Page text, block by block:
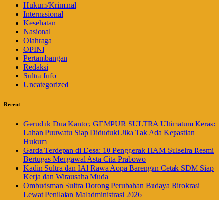
Hukum/Kriminal
Internasional
Kesehatan
Nasional
Olahraga
OPINI
Pertambangan
Redaksi
Sultra Info
Uncategorized
Recent
Geruduk Dua Kantor, GEMPUR SULTRA Ultimatum Keras:
Lahan Puuwatu Siap Diduduki Jika Tak Ada Kepastian
Hukum
Garda Terdepan di Desa: 10 Penggerak HAM Sulselra Resmi
Bertugas Mengawal Asta Cita Prabowo
Kadin Sultra dan IAI Rawa Aopa Barengan Cetak SDM Siap
Kerja dan Wirausaha Muda
Ombudsman Sultra Dorong Perubahan Budaya Birokrasi
Lewat Penilaian Maladministrasi 2026